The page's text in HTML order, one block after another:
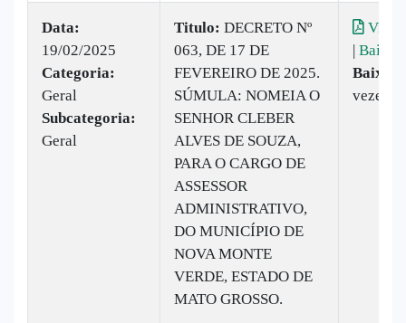
Data:
19/02/2025
Categoria:
Geral
Subcategoria:
Geral
Titulo: DECRETO Nº
063, DE 17 DE
FEVEREIRO DE 2025.
SÚMULA: NOMEIA O
SENHOR CLEBER
ALVES DE SOUZA,
PARA O CARGO DE
ASSESSOR
ADMINISTRATIVO,
DO MUNICÍPIO DE
NOVA MONTE
VERDE, ESTADO DE
MATO GROSSO.
| Baixar
vezes